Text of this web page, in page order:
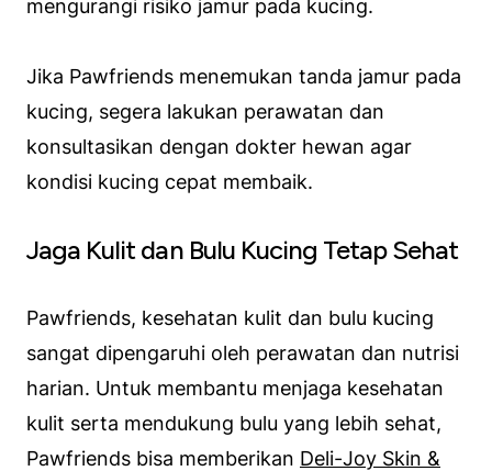
mengurangi risiko jamur pada kucing.
Jika Pawfriends menemukan tanda jamur pada
kucing, segera lakukan perawatan dan
konsultasikan dengan dokter hewan agar
kondisi kucing cepat membaik.
Jaga Kulit dan Bulu Kucing Tetap Sehat
Pawfriends, kesehatan kulit dan bulu kucing
sangat dipengaruhi oleh perawatan dan nutrisi
harian. Untuk membantu menjaga kesehatan
kulit serta mendukung bulu yang lebih sehat,
Pawfriends bisa memberikan Deli-Joy Skin &